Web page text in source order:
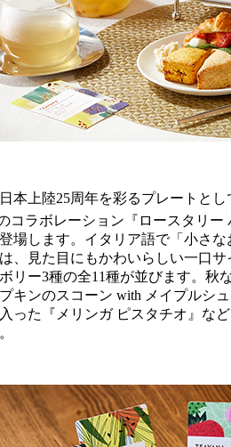
本上陸25周年を彩るプレートと
コラボレーション『ロースタリー
場します。イタリア語で「小さ
、見た目にもかわいらしい一口
リー3種の全11種が並びます。秋
キンのスコーン with メイプルシ
った『メリンガ ピスタチオ』な